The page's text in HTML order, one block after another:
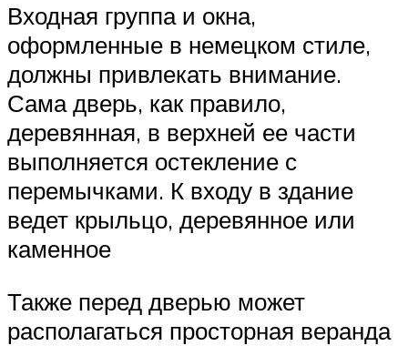
Входная группа и окна,
оформленные в немецком стиле,
должны привлекать внимание.
Сама дверь, как правило,
деревянная, в верхней ее части
выполняется остекление с
перемычками. К входу в здание
ведет крыльцо, деревянное или
каменное
Также перед дверью может
располагаться просторная веранда